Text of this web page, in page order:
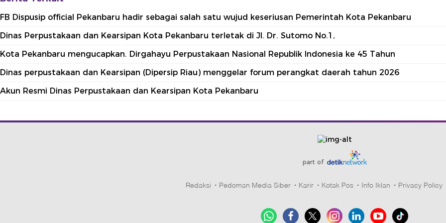
FB Dispusip official Pekanbaru hadir sebagai salah satu wujud keseriusan Pemerintah Kota Pekanbaru
Dinas Perpustakaan dan Kearsipan Kota Pekanbaru terletak di Jl. Dr. Sutomo No.1,
Kota Pekanbaru mengucapkan. Dirgahayu Perpustakaan Nasional Republik Indonesia ke 45 Tahun
Dinas perpustakaan dan Kearsipan (Dipersip Riau) menggelar forum perangkat daerah tahun 2026
Akun Resmi Dinas Perpustakaan dan Kearsipan Kota Pekanbaru
part of
Redaksi Pedoman Media Siber Karir Kotak Pos Info Iklan Privacy Policy